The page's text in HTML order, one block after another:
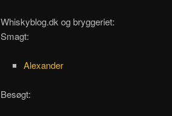
Whiskyblog.dk og bryggeriet:
Smagt:
Alexander
Besøgt: